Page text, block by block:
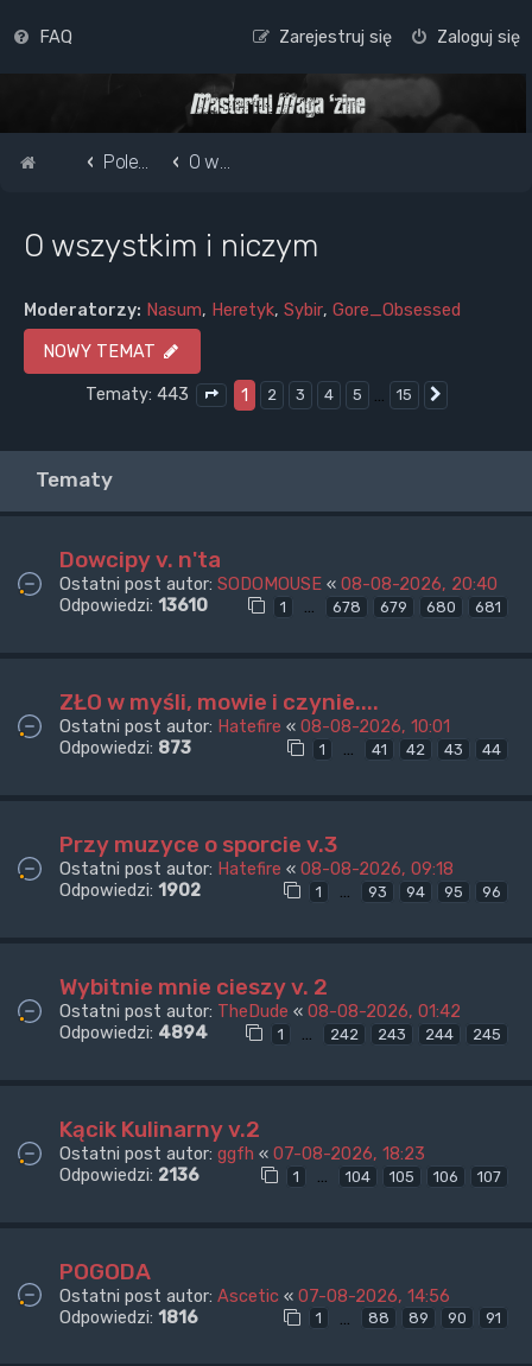
FAQ Zaloguj się
Zarejestruj się
Strona główna
Pole do popisu... O wszystkim i niczym
O wszystkim i niczym
Moderatorzy: Nasum, Heretyk, Sybir, Gore_Obsessed
NOWY TEMAT
Tematy: 443
Strona1 z15
1 2 3 4 5 … 15
Tematy
Dowcipy v. n'ta
Ostatni post autor: SODOMOUSE « 08-08-2026, 20:40
Odpowiedzi: 13610 1 … 678 679 680 681
ZŁO w myśli, mowie i czynie....
Ostatni post autor: Hatefire « 08-08-2026, 10:01
Odpowiedzi: 873 1 … 41 42 43 44
Przy muzyce o sporcie v.3
Ostatni post autor: Hatefire « 08-08-2026, 09:18
Odpowiedzi: 1902 1 … 93 94 95 96
Wybitnie mnie cieszy v. 2
Ostatni post autor: TheDude « 08-08-2026, 01:42
Odpowiedzi: 4894 1 … 242 243 244 245
Kącik Kulinarny v.2
Ostatni post autor: ggfh « 07-08-2026, 18:23
Odpowiedzi: 2136 1 … 104 105 106 107
POGODA
Ostatni post autor: Ascetic « 07-08-2026, 14:56
Odpowiedzi: 1816 1 … 88 89 90 91